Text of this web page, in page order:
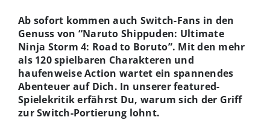
Ab sofort kommen auch Switch-Fans in den
Genuss von “Naruto Shippuden: Ultimate
Ninja Storm 4: Road to Boruto”. Mit den mehr
als 120 spielbaren Charakteren und
haufenweise Action wartet ein spannendes
Abenteuer auf Dich. In unserer featured-
Spielekritik erfährst Du, warum sich der Griff
zur Switch-Portierung lohnt.